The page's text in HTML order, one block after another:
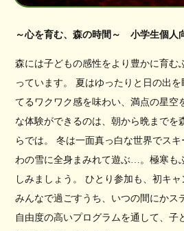
～心を育む、森の時間～ 小学生個人
森には子どもの感性をより豊かに育む
っています。 夏はゆったりと日の出
てるワクワク感を味わい、満点の星
な体験ができるのは、朝から晩までを
らでは。 冬は一面真っ白な世界でス
わの雪に全身まみれて遊ぶ…。極寒も
しみましょう。 ひとり参加も、初キャ
みんなで過ごすうち、いつの間にかス
自由度の高いプログラムを通して、子